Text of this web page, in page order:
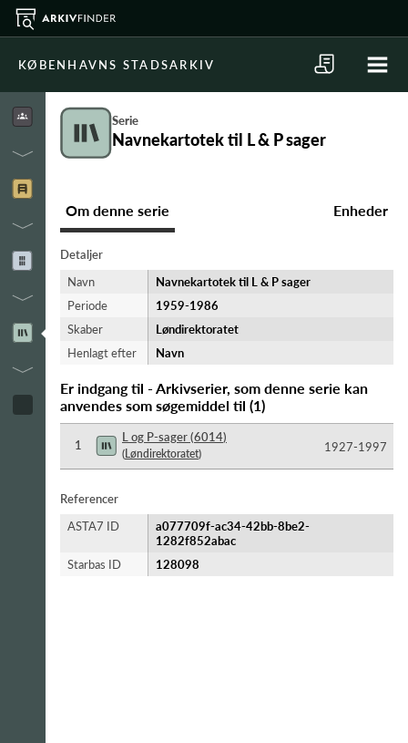
KØBENHAVNS STADSARKIV
Serie
Navnekartotek til L & P sager
Om denne serie Enheder
Detaljer
Navn
Navnekartotek til L & P sager
Periode
1959-​1986
Skaber
Løndirektoratet
Henlagt efter
Navn
Er indgang til - Arkivserier, som denne serie kan
anvendes som søgemiddel til (1)
1
L og P-sager(6014)
(Løndirektoratet) 1927-​1997
Referencer
ASTA7 ID
a077709f-ac34-42bb-8be2-
1282f852abac
Starbas ID
128098